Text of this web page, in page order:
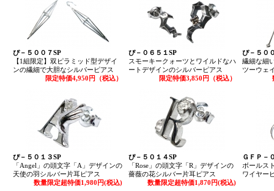
ぴ－５００７SP
【1組限定】双ピラミッド型デザイ
ンの繊細で大胆なシルバーピアス
限定特価4,950円（税込）
ぴ－０６５１SP
スモーキークォーツとワイルドなハ
ートデザインのシルバーピアス
限定特価3,850円（税込）
ぴ－５０
繊細な細
ツーウェ
ぴ－５０１３SP
「Angel」の頭文字「A」デザインの
天使の羽シルバー片耳ピアス
数量限定超特価1,980円(税込)
ぴ－５０１４SP
「Rose」の頭文字「R」デザインの
薔薇の花シルバー片耳ピアス
数量限定超特価1,870円(税込)
ＧＦＰ－
ボールス
ワイヤー